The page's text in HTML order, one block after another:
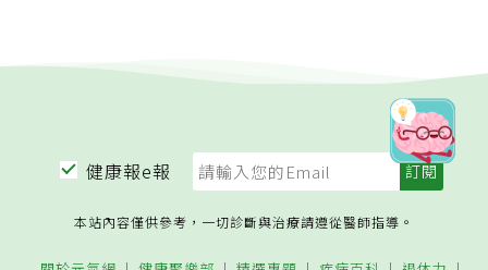
健康報e報
本站內容僅供參考，一切診斷與治療請遵從醫師指導。